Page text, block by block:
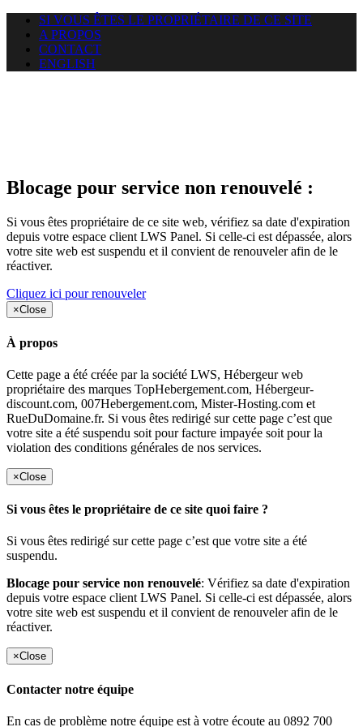
SI VOUS ÊTES LE PROPRIÉTAIRE DE CE SITE
A PROPOS
CONTACT
ENGLISH
Blocage pour service non renouvelé :
Si vous êtes propriétaire de ce site web, vérifiez sa date d'expiration
depuis votre espace client LWS Panel. Si celle-ci est dépassée, alors
votre site web est suspendu et il convient de renouveler afin de le
réactiver.
Cliquez ici pour renouveler
×Close
À propos
Cette page a été créée par la société LWS, Hébergeur web
propriétaire des marques TopHebergement.com, Hébergeur-
discount.com, 007Hebergement.com, Mister-Hosting.com et
RueDuDomaine.fr. Si vous êtes redirigé sur cette page c’est que
votre site a été suspendu soit pour facture impayée soit pour la
violation des conditions générales de nos services.
×Close
Si vous êtes le propriétaire de ce site quoi faire ?
Si vous êtes redirigé sur cette page c’est que votre site a été
suspendu.
Blocage pour service non renouvelé: Vérifiez sa date d'expiration
depuis votre espace client LWS Panel. Si celle-ci est dépassée, alors
votre site web est suspendu et il convient de renouveler afin de le
réactiver.
×Close
Contacter notre équipe
En cas de problème notre équipe est à votre écoute au 0892 700